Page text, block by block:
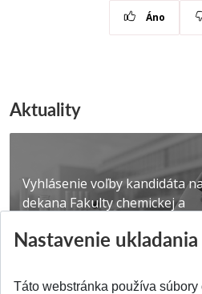
Áno
Aktuality
Vyhlásenie voľby kandidáta
dekana Fakulty chemickej a
Publikované 31.07.2026
Nastavenie
Táto webstránka používa súbory